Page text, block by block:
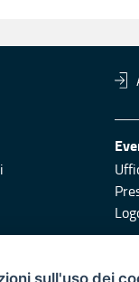
sull'uso dei